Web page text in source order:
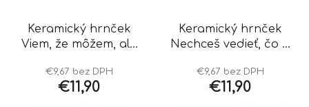
Keramický hrnček
Viem, že môžem, ale
€9,67 bez DPH
€11,90
Keramický hrnček
Nechceš vedieť, čo si
€9,67 bez DPH
€11,90